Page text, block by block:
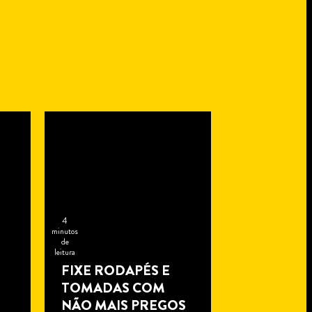
4
minutos
de
leitura
FIXE RODAPÉS E
TOMADAS COM
NÃO MAIS PREGOS